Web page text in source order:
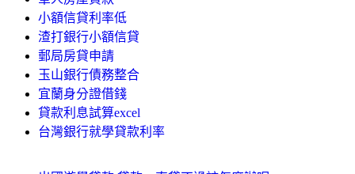
小額信貸利率低
渣打銀行小額信貸
郵局房貸申請
玉山銀行債務整合
宜蘭身分證借錢
貸款利息試算excel
台灣銀行就學貸款利率